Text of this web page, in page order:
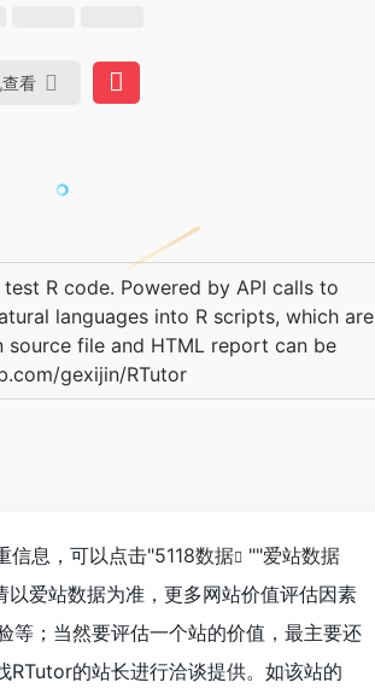
看
R code. Powered by API calls to
languages into R scripts, which are
file and HTML report can be
gexijin/RTutor
信息，可以点击"5118数据 ""爱站数据
爱站数据为准，更多网站价值评估因素
等；当然要评估一个站的价值，最主要还
RTutor的站长进行洽谈提供。如该站的